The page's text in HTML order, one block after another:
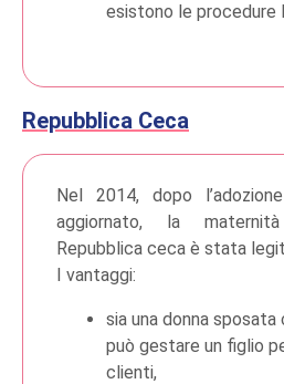
esistono le procedure
Repubblica Ceca
Nel 2014, dopo
aggiornato, la
Repubblica ceca è stata
I vantaggi:
sia una donna
può gestare un figlio
clienti,